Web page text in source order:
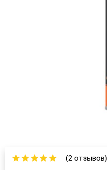
(2 отзывов)